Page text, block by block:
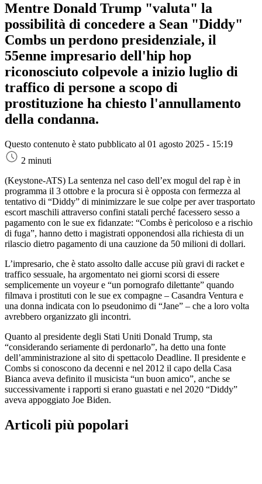
Mentre Donald Trump "valuta" la
possibilità di concedere a Sean "Diddy"
Combs un perdono presidenziale, il
55enne impresario dell'hip hop
riconosciuto colpevole a inizio luglio di
traffico di persone a scopo di
prostituzione ha chiesto l'annullamento
della condanna.
Questo contenuto è stato pubblicato al 01 agosto 2025 - 15:19
2 minuti
(Keystone-ATS) La sentenza nel caso dell’ex mogul del rap è in
programma il 3 ottobre e la procura si è opposta con fermezza al
tentativo di “Diddy” di minimizzare le sue colpe per aver trasportato
escort maschili attraverso confini statali perché facessero sesso a
pagamento con le sue ex fidanzate: “Combs è pericoloso e a rischio
di fuga”, hanno detto i magistrati opponendosi alla richiesta di un
rilascio dietro pagamento di una cauzione da 50 milioni di dollari.
L’impresario, che è stato assolto dalle accuse più gravi di racket e
traffico sessuale, ha argomentato nei giorni scorsi di essere
semplicemente un voyeur e “un pornografo dilettante” quando
filmava i prostituti con le sue ex compagne – Casandra Ventura e
una donna indicata con lo pseudonimo di “Jane” – che a loro volta
avrebbero organizzato gli incontri.
Quanto al presidente degli Stati Uniti Donald Trump, sta
“considerando seriamente di perdonarlo”, ha detto una fonte
dell’amministrazione al sito di spettacolo Deadline. Il presidente e
Combs si conoscono da decenni e nel 2012 il capo della Casa
Bianca aveva definito il musicista “un buon amico”, anche se
successivamente i rapporti si erano guastati e nel 2020 “Diddy”
aveva appoggiato Joe Biden.
Articoli più popolari